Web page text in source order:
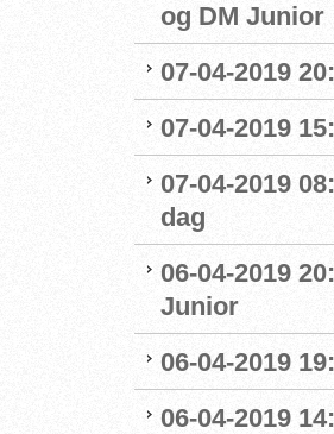
og DM Junior
07-04-2019
07-04-2019
07-04-2019
dag
06-04-2019
Junior
06-04-2019
06-04-2019